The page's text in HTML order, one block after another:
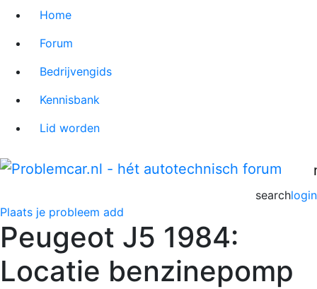
Home
Forum
Bedrijvengids
Kennisbank
Lid worden
login
search
Plaats je probleem add
Peugeot J5 1984:
Locatie benzinepomp